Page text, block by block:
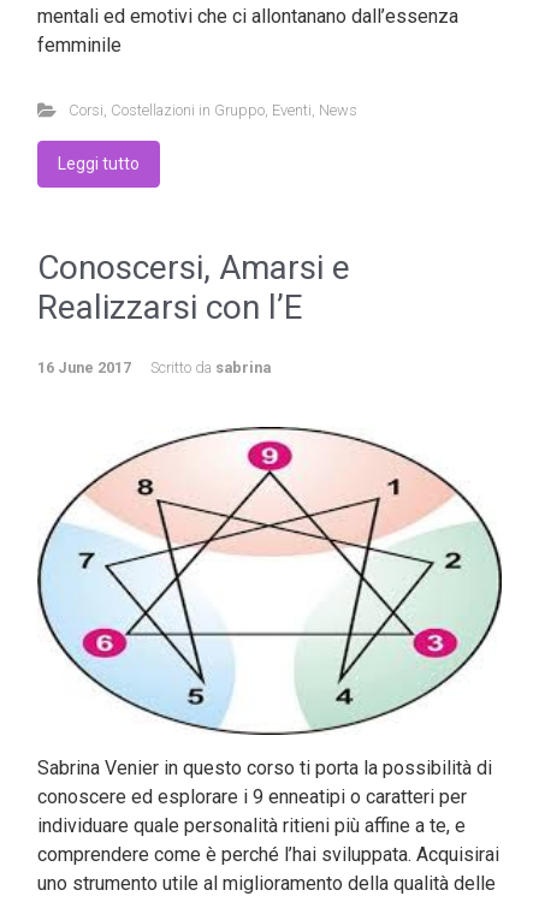
mentali ed emotivi che ci allontanano dall’essenza
femminile
Corsi Costellazioni in Gruppo, Eventi News
Leggi tutto
Conoscersi, Amarsi e
Realizzarsi con l’E
16 June 2017 Scritto da sabrina
Sabrina Venier in questo corso ti porta la possibilità di
conoscere ed esplorare i 9 enneatipi o caratteri per
individuare quale personalità ritieni più affine a te, e
comprendere come è perché l’hai sviluppata. Acquisirai
uno strumento utile al miglioramento della qualità delle